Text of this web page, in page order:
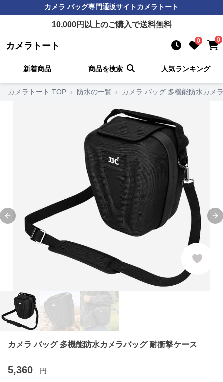
カメラ バッグ専門通販サイトカメラトート
10,000円以上のご購入で送料無料
カメラトート 0 0
新着商品 商品を検索 人気ランキング
カメラトート TOP › 防水の一覧 › カメラ バッグ 多機能防水カメ
Previous slide
カメラ バッグ 多機能防水カメラバッグ 耐衝撃ケース
5,360 円